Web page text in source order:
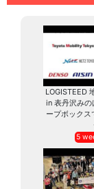
LOGISTEED
in 表丹沢みの
ープボックス
5